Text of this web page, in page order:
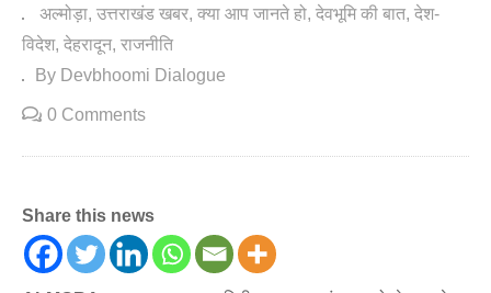
अल्मोड़ा उत्तराखंड खबर क्या आप जानते हो देवभूमि की बात देश-
विदेश देहरादून राजनीति
By Devbhoomi Dialogue
0 Comments
Share this news